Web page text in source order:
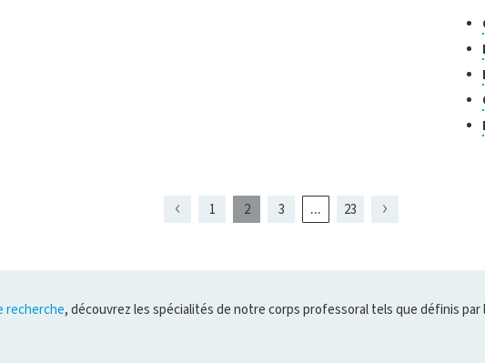
de
Page
Page
1 Page
2
présentement
Page
3 ...PagePage
23
Page
recherche, découvrez les spécialités de notre corps professoral tels que définis